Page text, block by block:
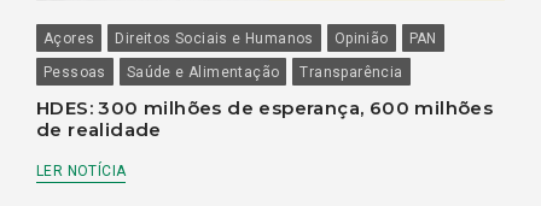
Açores Direitos Sociais e Humanos Opinião
PAN
Pessoas
Saúde e Alimentação Transparência
HDES: 300 milhões de esperança, 600 milhões
de realidade
LER NOTÍCIA